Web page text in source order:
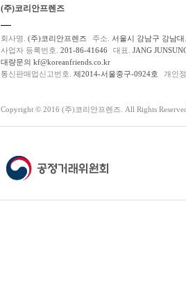
(주)코리안프렌즈
회사명. (주)코리안프렌즈 주소. 서울시 강남구 강남
사업자 등록번호. 201-86-41646 대표. JANG
대량문의 kf@koreanfriends.co.kr
통신판매업신고번호. 제2014-서울중구-0924호 개인
Copyright © 2016 (주)코리안프렌즈. All Rights